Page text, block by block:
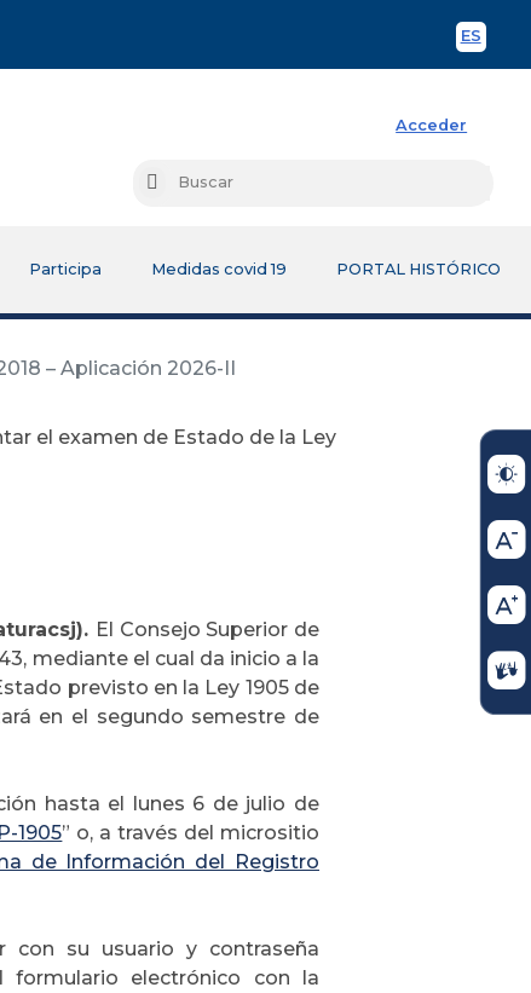
ES
Acceder
Buscar
Participa Medidas covid 19 PORTAL HISTÓRICO
– Aplicación 2026-II
el examen de Estado de la Ley
El Consejo Superior de
mediante el cual da inicio a la
previsto en la Ley 1905 de
en el segundo semestre de
hasta el lunes 6 de julio de
1905” o, a través del micrositio
de Información del Registro
con su usuario y contraseña
formulario electrónico con la